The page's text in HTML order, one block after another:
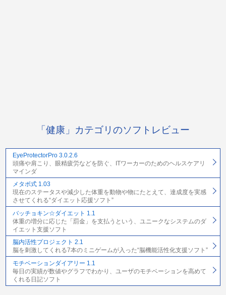
「健康」カテゴリのソフトレビュー
EyeProtectorPro 3.0.2.6
頭痛や肩こり、眼精疲労などを防ぐ、ITワーカーのためのヘルスケアリ
マインダ
メタボ式 1.03
現在のステータスや減少した体重を動物や物にたとえて、達成度を実感
させてくれる“ダイエット応援ソフト”
バッチョキン☆ダイエット 1.1
体重の増分に応じた「罰金」を支払うという、ユニークなシステムのダ
イエット支援ソフト
脳内活性プロジェクト 2.1
脳を刺激してくれる7本のミニゲームが入った“脳機能活性化支援ソフト”
モチベーションダイアリー 1.1
毎日の実績が数値やグラフでわかり、ユーザのモチベーションを高めて
くれる日記ソフト